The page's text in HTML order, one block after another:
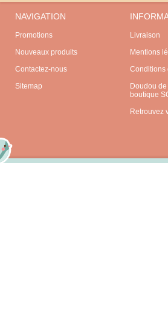
NAVIGATION
Promotions
Nouveaux produits
Contactez-nous
Sitemap
Livraison
Mentions
Conditions
Doudou
boutique
Retrouvez